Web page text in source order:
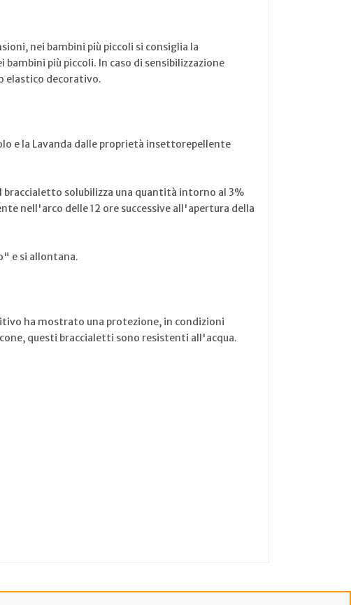
nei bambini più piccoli si consiglia la
più piccoli. In caso di sensibilizzazione
elastico decorativo.
e la Lavanda dalle proprietà insettorepellente
solubilizza una quantità intorno al 3%
nell'arco delle 12 ore successive all'apertura della
e si allontana.
ha mostrato una protezione, in condizioni
questi braccialetti sono resistenti all'acqua.